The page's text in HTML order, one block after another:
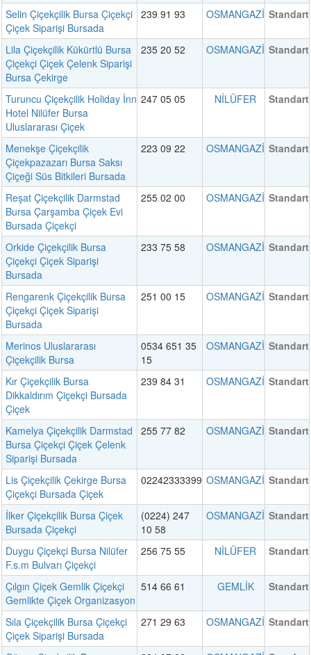
Selin Çiçekçilik Bursa Çiçekçi
Çiçek Siparişi Bursada
239 91 93 OSMANGAZİ Standart
Lila Çiçekçilik Kükürtlü Bursa
Çiçekçi Çiçek Çelenk Siparişi
Bursa Çekirge
235 20 52 OSMANGAZİ Standart
Turuncu Çiçekçilik Holiday İnn
Hotel Nilüfer Bursa
Uluslararası Çiçek
247 05 05 NİLÜFER Standart
Menekşe Çiçekçilik
Çiçekpazazarı Bursa Saksı
Çiçeği Süs Bitkileri Bursada
223 09 22 OSMANGAZİ Standart
Reşat Çiçekçilik Darmstad
Bursa Çarşamba Çiçek Evi
Bursada Çiçekçi
255 02 00 OSMANGAZİ Standart
Orkide Çiçekçilik Bursa
Çiçekçi Çiçek Siparişi
Bursada
233 75 58 OSMANGAZİ Standart
Rengarenk Çiçekçilik Bursa
Çiçekçi Çiçek Siparişi
Bursada
251 00 15 OSMANGAZİ Standart
Merinos Uluslararası
Çiçekçilik Bursa
0534 651 35
15
OSMANGAZİ Standart
Kır Çiçekçilik Bursa
Dikkaldırım Çiçekçi Bursada
Çiçek
239 84 31 OSMANGAZİ Standart
Kamelya Çiçekçilik Darmstad
Bursa Çiçekçi Çiçek Çelenk
Siparişi Bursada
255 77 82 OSMANGAZİ Standart
Lis Çiçekçilik Çekirge Bursa
Çiçekçi Bursada Çiçek
02242333399 OSMANGAZİ Standart
İlker Çiçekçilik Bursa Çiçek
Bursada Çiçekçi
(0224) 247
10 58
OSMANGAZİ Standart
Duygu Çiçekçi Bursa Nilüfer
F.s.m Bulvarı Çiçekçi
256 75 55 NİLÜFER Standart
Çılgın Çiçek Gemlik Çiçekçi
Gemlikte Çiçek Organizasyon
514 66 61 GEMLİK Standart
Sıla Çiçekçilik Bursa Çiçekçi
Çiçek Siparişi Bursada
271 29 63 OSMANGAZİ Standart